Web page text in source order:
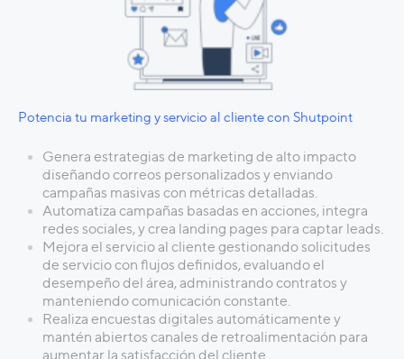
Potencia tu marketing y servicio al cliente con Shutpoint
Genera estrategias de marketing de alto impacto
diseñando correos personalizados y enviando
campañas masivas con métricas detalladas.
Automatiza campañas basadas en acciones, integra
redes sociales, y crea landing pages para captar leads.
Mejora el servicio al cliente gestionando solicitudes
de servicio con flujos definidos, evaluando el
desempeño del área, administrando contratos y
manteniendo comunicación constante.
Realiza encuestas digitales automáticamente y
mantén abiertos canales de retroalimentación para
aumentar la satisfacción del cliente.